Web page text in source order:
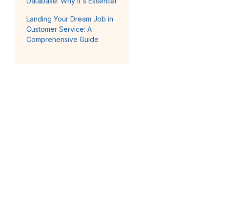
Landing Your Dream Job in
Customer Service: A
Comprehensive Guide